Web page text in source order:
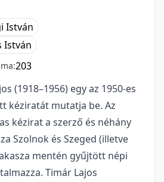
István
István
203
(1918–1956) egy az 1950-es
kéziratát mutatja be. Az
kézirat a szerző és néhány
Szolnok és Szeged (illetve
mentén gyűjtött népi
Timár Lajos